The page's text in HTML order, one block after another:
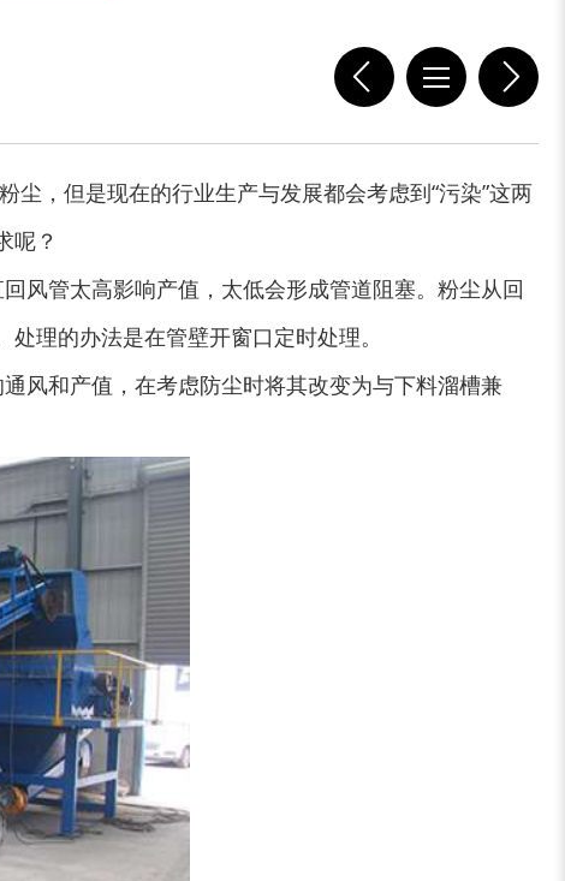
，但是现在的行业生产与发展都会考虑到“污染”这两
呢？
风管太高影响产值，太低会形成管道阻塞。粉尘从回
理的办法是在管壁开窗口定时处理。
风和产值，在考虑防尘时将其改变为与下料溜槽兼